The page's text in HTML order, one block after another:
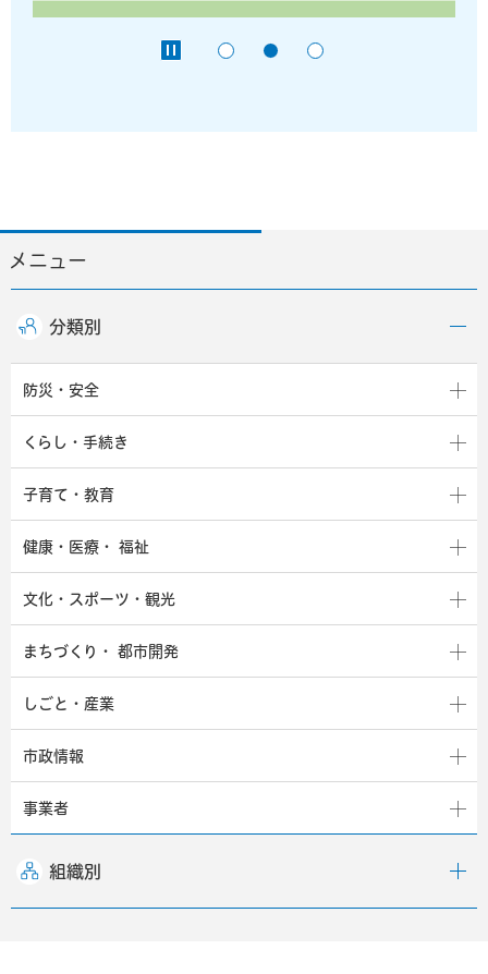
メニュー
分類別
防災・安全
くらし・手続き
子育て・教育
健康・医療・ 福祉
文化・スポーツ・観光
まちづくり・ 都市開発
しごと・産業
市政情報
事業者
組織別